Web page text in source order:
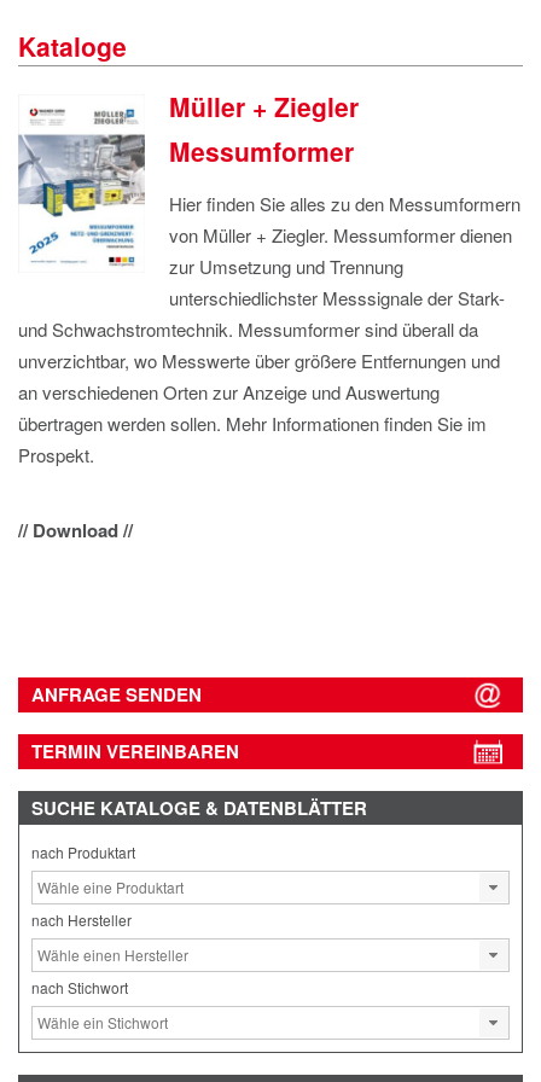
DATENSCHUTZ
Kataloge
Müller + Ziegler
Messumformer
Hier finden Sie alles zu den Messumformern
von Müller + Ziegler. Messumformer dienen
zur Umsetzung und Trennung
unterschiedlichster Messsignale der Stark-
und Schwachstromtechnik. Messumformer sind überall da
unverzichtbar, wo Messwerte über größere Entfernungen und
an verschiedenen Orten zur Anzeige und Auswertung
übertragen werden sollen. Mehr Informationen finden Sie im
Prospekt.
// Download //
ANFRAGE SENDEN
TERMIN VEREINBAREN
SUCHE KATALOGE & DATENBLÄTTER
nach Produktart
nach Hersteller
nach Stichwort